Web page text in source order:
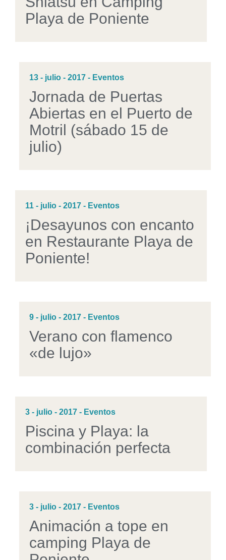
Playa de Poniente
13 - julio - 2017 - Eventos
Jornada de Puertas
Abiertas en el Puerto de
Motril (sábado 15 de
julio)
11 - julio - 2017 - Eventos
¡Desayunos con encanto
en Restaurante Playa de
Poniente!
9 - julio - 2017 - Eventos
Verano con flamenco
«de lujo»
3 - julio - 2017 - Eventos
Piscina y Playa: la
combinación perfecta
3 - julio - 2017 - Eventos
Animación a tope en
camping Playa de